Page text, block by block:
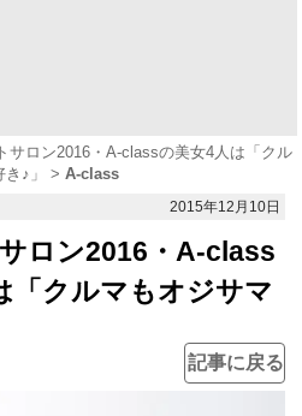
サロン2016・A-classの美女4人は「クル
♪」
A-class
2015年12月10日
ロン2016・A-class
「クルマもオジサマ
記事に戻る